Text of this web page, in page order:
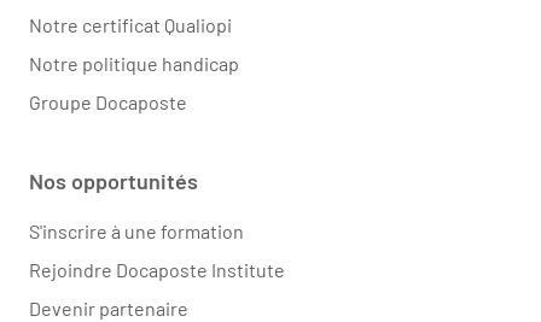
Notre certificat Qualiopi
Notre politique handicap
Groupe Docaposte
Nos opportunités
S'inscrire à une formation
Rejoindre Docaposte Institute
Devenir partenaire